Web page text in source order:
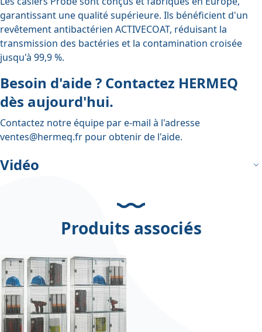
garantissant une qualité supérieure. Ils bénéficient d'un
revêtement antibactérien ACTIVECOAT, réduisant la
transmission des bactéries et la contamination croisée
jusqu'à 99,9 %.
Besoin d'aide ? Contactez HERMEQ
dès aujourd'hui.
Contactez notre équipe par e-mail à l'adresse
ventes@hermeq.fr pour obtenir de l'aide.
Vidéo
Produits associés